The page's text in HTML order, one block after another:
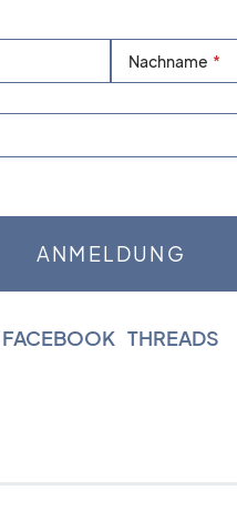
Nachname
FACEBOOK |THREADS